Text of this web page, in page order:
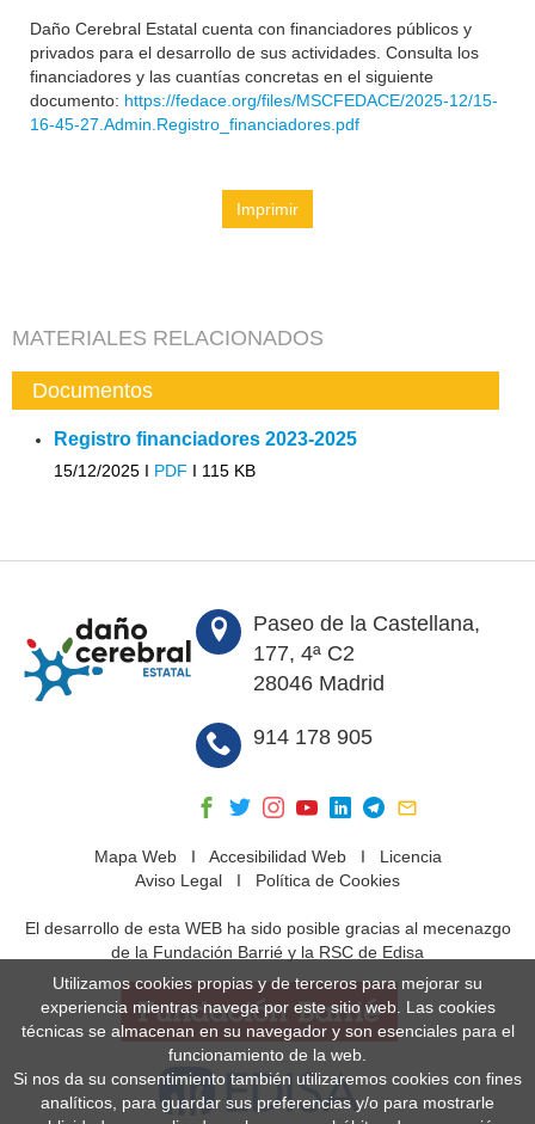
Daño Cerebral Estatal cuenta con financiadores públicos y
privados para el desarrollo de sus actividades. Consulta los
financiadores y las cuantías concretas en el siguiente
documento: https://fedace.org/files/MSCFEDACE/2025-12/15-
16-45-27.Admin.Registro_financiadores.pdf
Imprimir
MATERIALES RELACIONADOS
Documentos
Registro financiadores 2023-2025
15/12/2025 I PDF I 115 KB
Paseo de la Castellana,
177, 4ª C2
28046 Madrid
914 178 905
Mapa WebI Accesibilidad WebI Licencia
Aviso Legal I Política de Cookies
El desarrollo de esta WEB ha sido posible gracias al mecenazgo
de la Fundación Barrié y la RSC de Edisa
Utilizamos cookies propias y de terceros para mejorar su
experiencia mientras navega por este sitio web. Las cookies
técnicas se almacenan en su navegador y son esenciales para el
funcionamiento de la web.
Si nos da su consentimiento también utilizaremos cookies con fines
analíticos, para guardar sus preferencias y/o para mostrarle